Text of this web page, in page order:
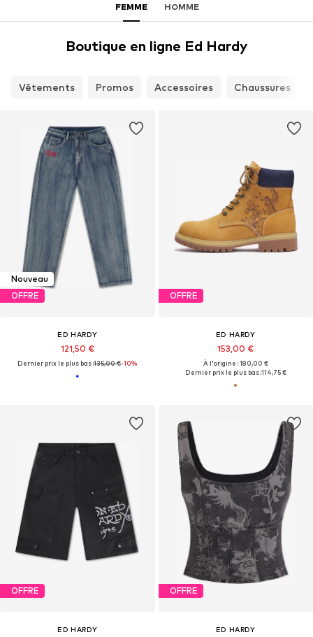
FEMME HOMME
Boutique en ligne Ed Hardy
Vêtements Promos Accessoires Chaussures
Nouveau
OFFRE
ED HARDY
121,50 €
Dernier prix le plus bas :135,00 €-10%
OFFRE
ED HARDY
153,00 €
À l'origine : 180,00 €
Dernier prix le plus bas :114,75 €
OFFRE
ED HARDY
OFFRE
ED HARDY